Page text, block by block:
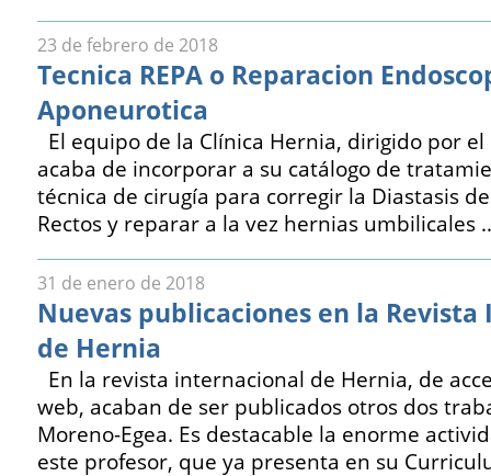
23 de febrero de 2018
Tecnica REPA o Reparacion
Aponeurotica
El equipo de la Clínica Hernia, dirigido por el
acaba de incorporar a su catálogo de
técnica de cirugía para corregir la Diastasis
Rectos y reparar a la vez hernias umbilicales
31 de enero de 2018
Nuevas publicaciones en la
de Hernia
En la revista internacional de Hernia, de
web, acaban de ser publicados otros dos
Moreno-Egea. Es destacable la enorme
este profesor, que ya presenta en su